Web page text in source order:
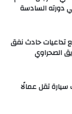
دورته السادسة
تداعيات حادث نفق
الصحراوي
سيارة تقل عمالًا